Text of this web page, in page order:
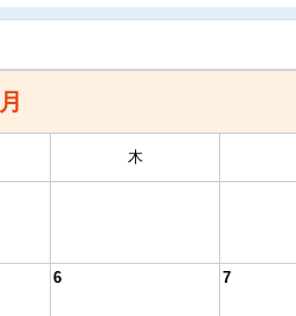
木
6 7